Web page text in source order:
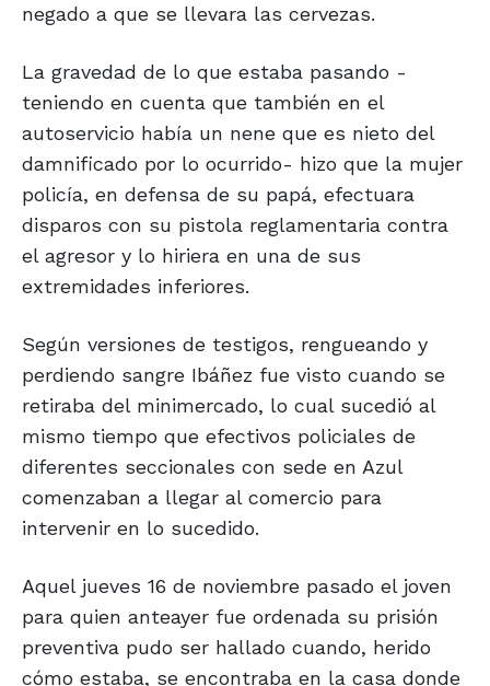
negado a que se llevara las cervezas.
La gravedad de lo que estaba pasando -
teniendo en cuenta que también en el
autoservicio había un nene que es nieto del
damnificado por lo ocurrido- hizo que la mujer
policía, en defensa de su papá, efectuara
disparos con su pistola reglamentaria contra
el agresor y lo hiriera en una de sus
extremidades inferiores.
Según versiones de testigos, rengueando y
perdiendo sangre Ibáñez fue visto cuando se
retiraba del minimercado, lo cual sucedió al
mismo tiempo que efectivos policiales de
diferentes seccionales con sede en Azul
comenzaban a llegar al comercio para
intervenir en lo sucedido.
Aquel jueves 16 de noviembre pasado el joven
para quien anteayer fue ordenada su prisión
preventiva pudo ser hallado cuando, herido
cómo estaba, se encontraba en la casa donde